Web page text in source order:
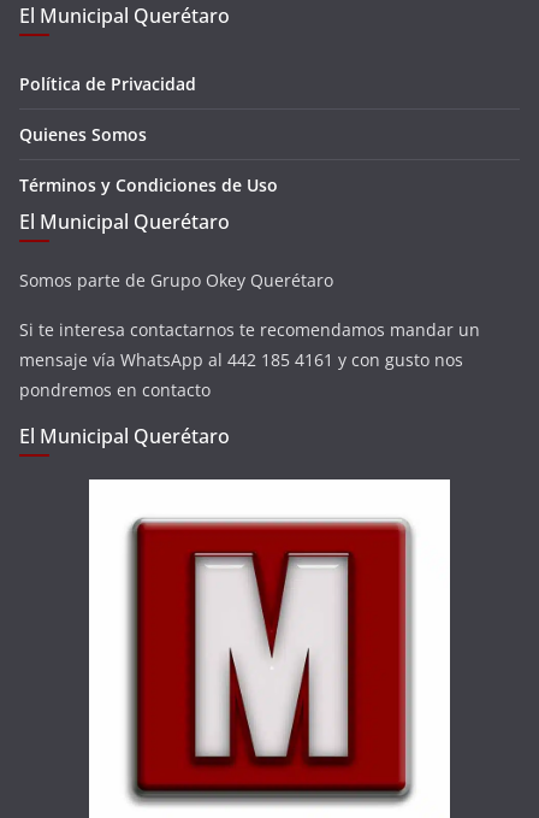
El Municipal Querétaro
Política de Privacidad
Quienes Somos
Términos y Condiciones de Uso
El Municipal Querétaro
Somos parte de Grupo Okey Querétaro
Si te interesa contactarnos te recomendamos mandar un
mensaje vía WhatsApp al 442 185 4161 y con gusto nos
pondremos en contacto
El Municipal Querétaro